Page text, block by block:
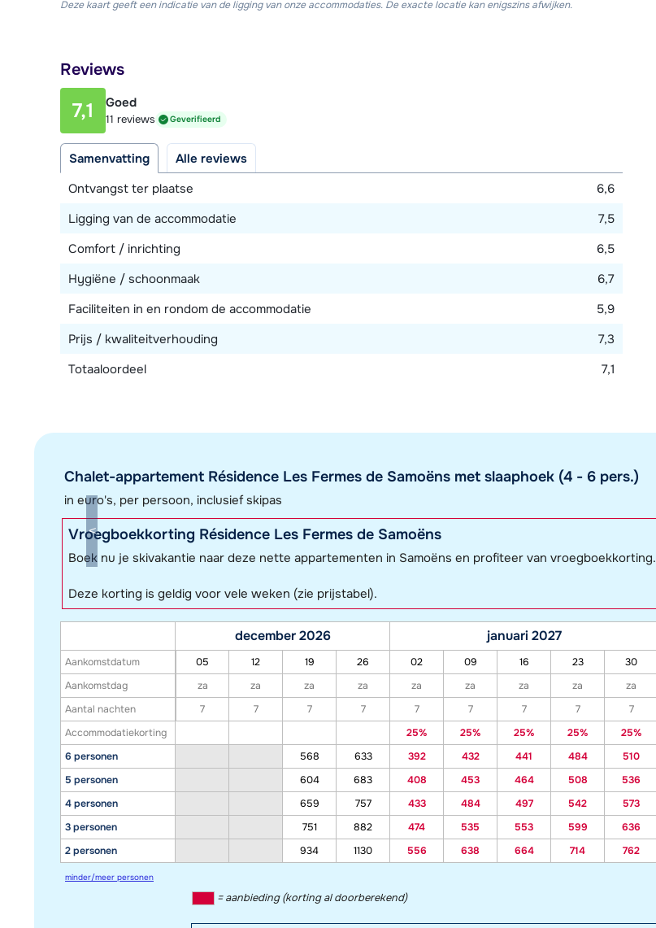
Deze kaart geeft een indicatie van de ligging van onze accommodaties. De exacte locatie kan enigszins afwijken.
Reviews
7,1 Goed
11 reviews Geverifieerd
Samenvatting
Alle reviews
Ontvangst ter plaatse
6,6
Ligging van de accommodatie
7,5
Comfort / inrichting
6,5
Hygiëne / schoonmaak
6,7
Faciliteiten in en rondom de accommodatie
5,9
Prijs / kwaliteitverhouding
7,3
Totaaloordeel
7,1
Chalet-appartement Résidence Les Fermes de Samoëns met slaaphoek (4 - 6 pers.)
in euro's, per persoon, inclusief skipas
Vroegboekkorting Résidence Les Fermes de Samoëns
Boek nu je skivakantie naar deze nette appartementen in Samoëns en profiteer van vroegboekkorting.
Deze korting is geldig voor vele weken (zie prijstabel).
Aankomstdatum
Aankomstdag
Aantal nachten
Accommodatiekorting
6 personen
5 personen
4 personen
3 personen
2 personen
december 2026 januari 2027
05 12 19 26 02 09 16 23 30
za
za za za za za za za za
7
7 7 7 7 7 7 7 7
25%
25% 25% 25% 25%
568
633 392 432 441 484 510
604
683 408 453 464 508 536
659
757 433 484 497 542 573
751
882 474 535 553 599 636
934
1130 556 638 664 714 762
minder/meer personen
= aanbieding (korting al doorberekend)